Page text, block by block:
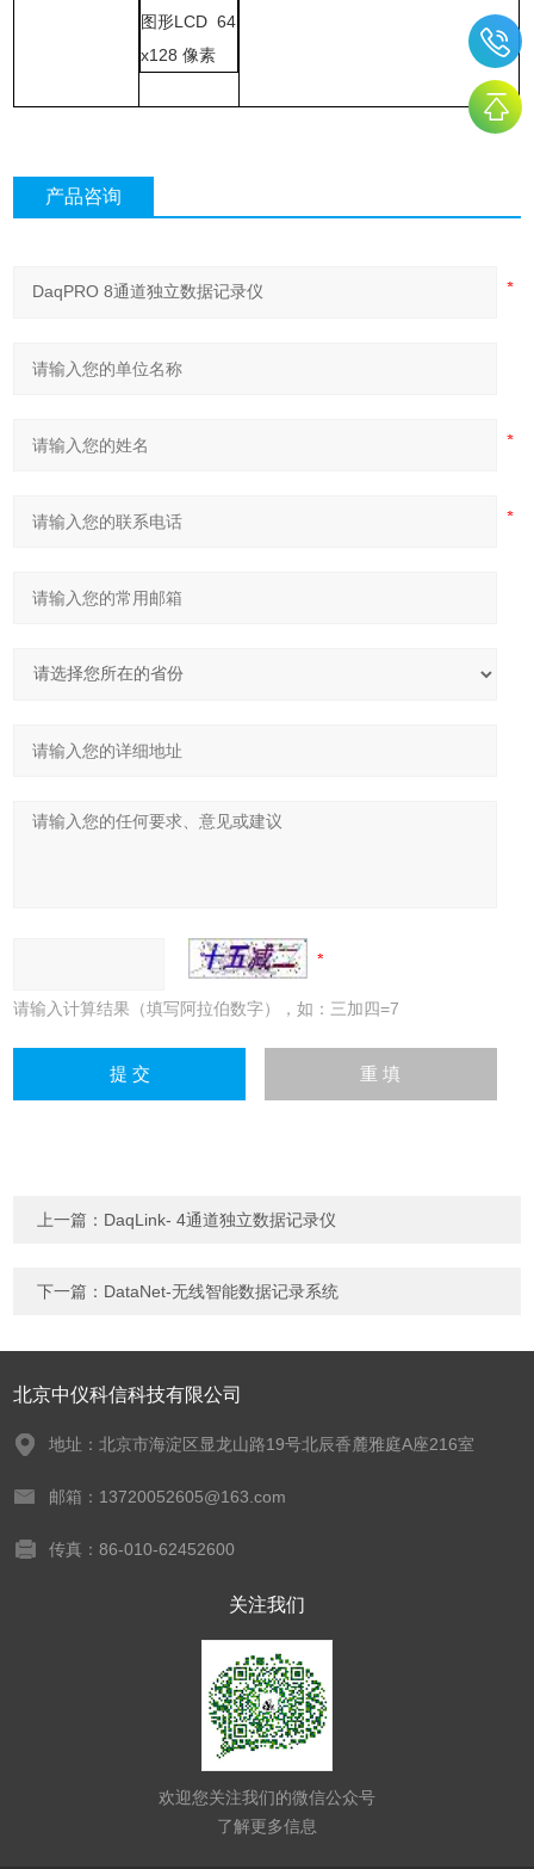
图形LCD64
x128像素
产品咨询
请输入计算结果（填写阿拉伯数字），如：三加四=7
上一篇： DaqLink- 4通道独立数据记录仪
下一篇： DataNet-无线智能数据记录系统
北京中仪科信科技有限公司
地址：北京市海淀区显龙山路19号北辰香麓雅庭A座216室
邮箱：13720052605@163.com
传真：86-010-62452600
关注我们
欢迎您关注我们的微信公众号
了解更多信息